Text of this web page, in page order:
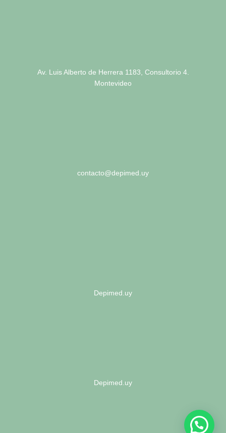
Av. Luis Alberto de Herrera 1183, Consultorio 4.
Montevideo
contacto@depimed.uy
Depimed.uy
Depimed.uy